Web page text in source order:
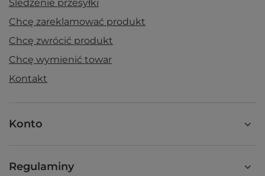
Śledzenie przesyłki
Chcę zareklamować produkt
Chcę zwrócić produkt
Chcę wymienić towar
Kontakt
Konto
Regulaminy